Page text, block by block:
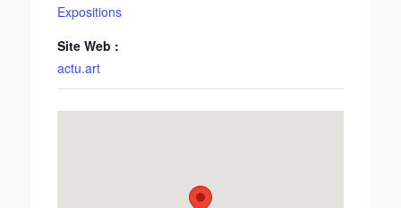
Expositions
Site Web :
actu.art